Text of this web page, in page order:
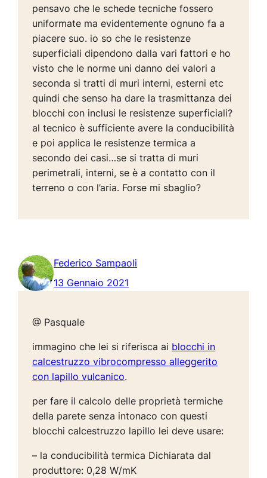
pensavo che le schede tecniche fossero
uniformate ma evidentemente ognuno fa a
piacere suo. io so che le resistenze
superficiali dipendono dalla vari fattori e ho
visto che le norme uni danno dei valori a
seconda si tratti di muri interni, esterni etc
quindi che senso ha dare la trasmittanza dei
blocchi con inclusi le resistenze superficiali?
al tecnico è sufficiente avere la conducibilità
e poi applica le resistenze termica a
secondo dei casi…se si tratta di muri
perimetrali, interni, se è a contatto con il
terreno o con l’aria. Forse mi sbaglio?
Federico Sampaoli
13 Gennaio 2021
@ Pasquale
immagino che lei si riferisca ai blocchi in
calcestruzzo vibrocompresso alleggerito
con lapillo vulcanico.
per fare il calcolo delle proprietà termiche
della parete senza intonaco con questi
blocchi calcestruzzo lapillo lei deve usare:
– la conducibilità termica Dichiarata dal
produttore: 0,28 W/mK